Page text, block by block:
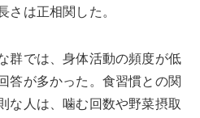
さは正相関した。
群では、身体活動の頻度が低
答が多かった。食習慣との関
な人は、噛む回数や野菜摂取